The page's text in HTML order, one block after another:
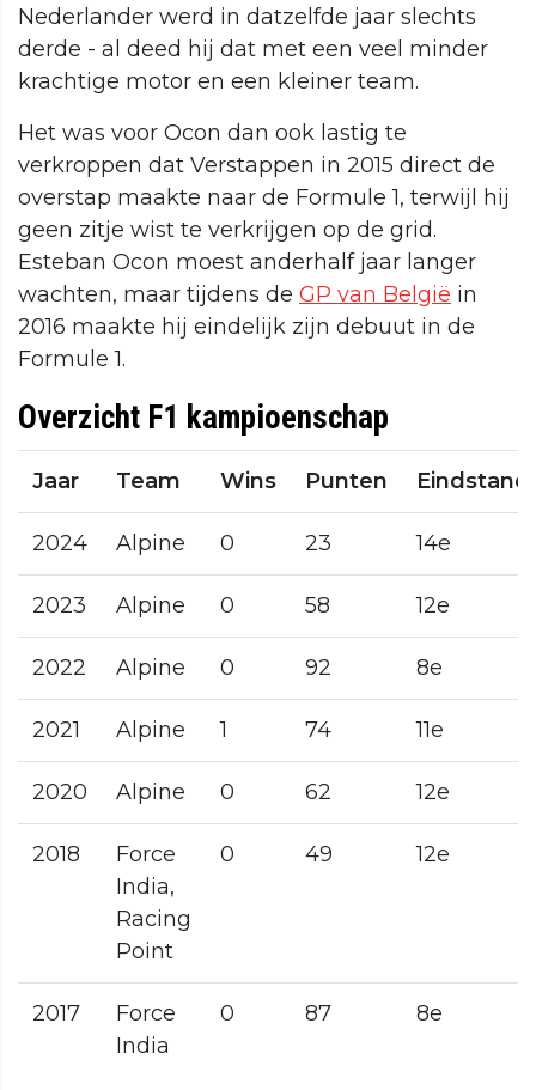
Nederlander werd in datzelfde jaar slechts
derde - al deed hij dat met een veel minder
krachtige motor en een kleiner team.
Het was voor Ocon dan ook lastig te
verkroppen dat Verstappen in 2015 direct de
overstap maakte naar de Formule 1, terwijl hij
geen zitje wist te verkrijgen op de grid.
Esteban Ocon moest anderhalf jaar langer
wachten, maar tijdens de GP van België in
2016 maakte hij eindelijk zijn debuut in de
Formule 1.
Overzicht F1 kampioenschap
Jaar Team Wins Punten Eindstand
2024 Alpine 0 23 14e
2023 Alpine 0 58 12e
2022 Alpine 0 92 8e
2021 Alpine 1 74 11e
2020 Alpine 0 62 12e
2018
Force
India,
Racing
Point
0 49 12e
2017
Force
India
0 87 8e